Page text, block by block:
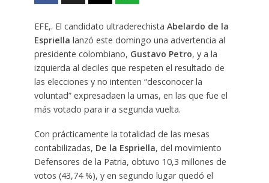
EFE,. El candidato ultraderechista Abelardo de la
Espriella lanzó este domingo una advertencia al
presidente colombiano, Gustavo Petro, y a la
izquierda al deciles que respeten el resultado de
las elecciones y no intenten “desconocer la
voluntad” expresadaen la urnas, en las que fue el
más votado para ir a segunda vuelta.
Con prácticamente la totalidad de las mesas
contabilizadas, De la Espriella, del movimiento
Defensores de la Patria, obtuvo 10,3 millones de
votos (43,74 %), y en segundo lugar quedó el